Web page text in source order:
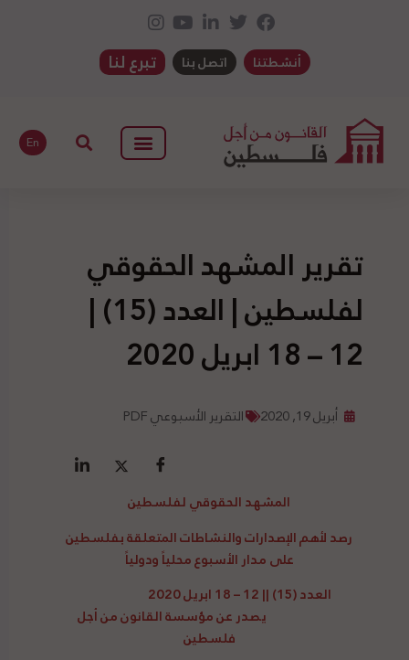
أنشطتنا اتصل بنا تبرع لنا
En
تقرير المشهد الحقوقي
لفلسطين | العدد (15) |
12 – 18 ابريل 2020
أبريل 19, 2020 التقرير الأسبوعي PDF
المشهد الحقوقي لفلسطين
رصدلأهم الإصدارات والنشاطات المتعلقة بفلسطين
على مدار الأسبوع محلياً ودولياً
يصدر عن مؤسسة القانون من أجل
فلسطين